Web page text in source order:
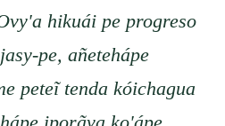
hikuái pe progreso
pe, añetehápe
peteĩ tenda kóichagua